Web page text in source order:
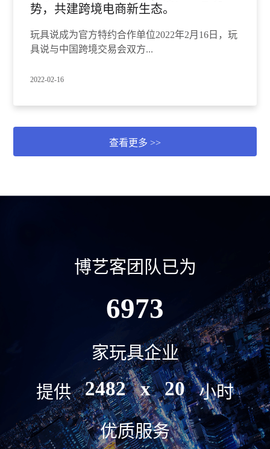
势，共建跨境电商新生态。
玩具说成为官方特约合作单位2022年2月16日，玩
具说与中国跨境交易会双方...
2022-02-16
查看更多 >>
博艺客团队已为
8203
家玩具企业
提供 2920 x 24 小时
优质服务